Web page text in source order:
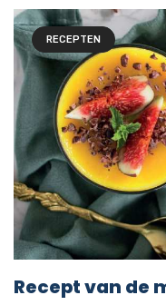
RECEPTEN
Recept van de